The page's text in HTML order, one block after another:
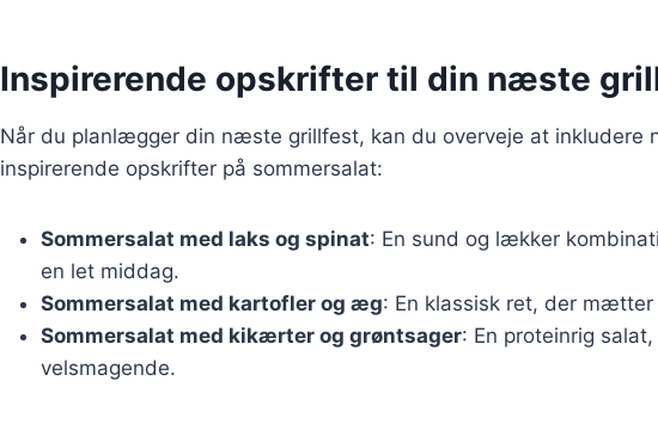
Inspirerende opskrifter til din næste
Når du planlægger din næste grillfest, kan du overveje at inkludere
inspirerende opskrifter på sommersalat:
Sommersalat med laks og spinat: En sund og lækker
en let middag.
Sommersalat med kartofler og æg: En klassisk ret, der
Sommersalat med kikærter og grøntsager: En proteinrig
velsmagende.